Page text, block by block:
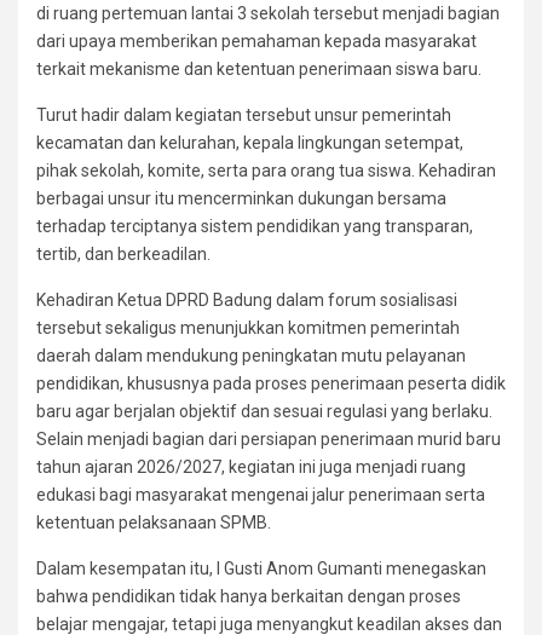
di ruang pertemuan lantai 3 sekolah tersebut menjadi bagian
dari upaya memberikan pemahaman kepada masyarakat
terkait mekanisme dan ketentuan penerimaan siswa baru.
Turut hadir dalam kegiatan tersebut unsur pemerintah
kecamatan dan kelurahan, kepala lingkungan setempat,
pihak sekolah, komite, serta para orang tua siswa. Kehadiran
berbagai unsur itu mencerminkan dukungan bersama
terhadap terciptanya sistem pendidikan yang transparan,
tertib, dan berkeadilan.
Kehadiran Ketua DPRD Badung dalam forum sosialisasi
tersebut sekaligus menunjukkan komitmen pemerintah
daerah dalam mendukung peningkatan mutu pelayanan
pendidikan, khususnya pada proses penerimaan peserta didik
baru agar berjalan objektif dan sesuai regulasi yang berlaku.
Selain menjadi bagian dari persiapan penerimaan murid baru
tahun ajaran 2026/2027, kegiatan ini juga menjadi ruang
edukasi bagi masyarakat mengenai jalur penerimaan serta
ketentuan pelaksanaan SPMB.
Dalam kesempatan itu, I Gusti Anom Gumanti menegaskan
bahwa pendidikan tidak hanya berkaitan dengan proses
belajar mengajar, tetapi juga menyangkut keadilan akses dan